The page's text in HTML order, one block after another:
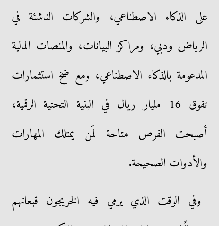
على الذكاء الاصطناعي، والشركات الناشئة في
الرياض ودبي، ومراكز البيانات، والمنصات المالية
المدعومة بالذكاء الاصطناعي، ومع ضخ استثمارات
تفوق 16 مليار ريال في البنية التحتية الرقمية،
أصبحت الفرص متاحة لمَن يمتلك المهارات
والأدوات الصحيحة.
وفي الوقت الذي يرمي فيه الخريجون قبعاتهم